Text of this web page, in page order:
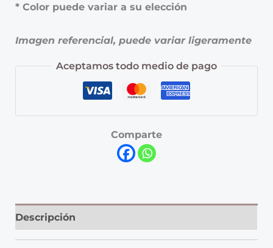
* Color puede variar a su elección
Imagen referencial, puede variar ligeramente
Aceptamos todo medio de pago
Comparte
Descripción